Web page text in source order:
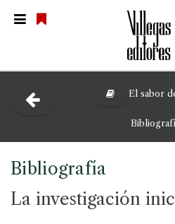
El sabor
Bibliografía
La investigación